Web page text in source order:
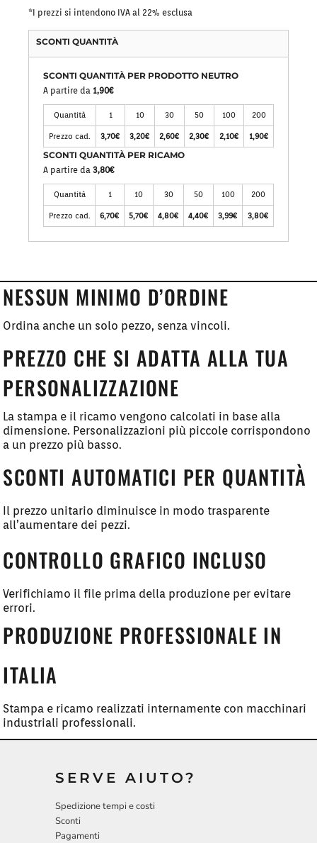
*I prezzi si intendono IVA al 22% esclusa
SCONTI QUANTITÀ
SCONTI QUANTITÀ PER PRODOTTO NEUTRO
A partire da 1,90€
Quantità 1 10 30 50 100 200
Prezzo cad. 3,70€ 3,20€ 2,60€ 2,30€ 2,10€ 1,90€
SCONTI QUANTITÀ PER RICAMO
A partire da 3,80€
Quantità 1 10 30 50 100 200
Prezzo cad. 6,70€ 5,70€ 4,80€ 4,40€ 3,99€ 3,80€
NESSUN MINIMO D’ORDINE
Ordina anche un solo pezzo, senza vincoli.
PREZZO CHE SI ADATTA ALLA TUA
PERSONALIZZAZIONE
La stampa e il ricamo vengono calcolati in base alla
dimensione. Personalizzazioni più piccole corrispondono
a un prezzo più basso.
SCONTI AUTOMATICI PER QUANTITÀ
Il prezzo unitario diminuisce in modo trasparente
all’aumentare dei pezzi.
CONTROLLO GRAFICO INCLUSO
Verifichiamo il file prima della produzione per evitare
errori.
PRODUZIONE PROFESSIONALE IN
ITALIA
Stampa e ricamo realizzati internamente con macchinari
industriali professionali.
SERVE AIUTO?
Spedizione tempi e costi
Sconti
Pagamenti